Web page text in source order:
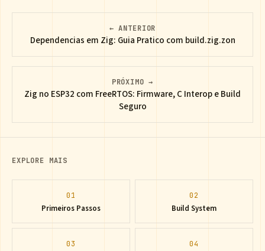
← ANTERIOR
Dependencias em Zig: Guia Pratico com build.zig.zon
PRÓXIMO →
Zig no ESP32 com FreeRTOS: Firmware, C Interop e Build
Seguro
EXPLORE MAIS
01
Primeiros Passos
02
Build System
03 04